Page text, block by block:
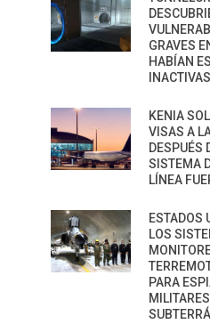
GRAVES
HABÍAN
KENIA
VISAS A
DESPUÉS
SISTEMA
LÍNEA
ESTADOS
LOS
PARA
MILITARES